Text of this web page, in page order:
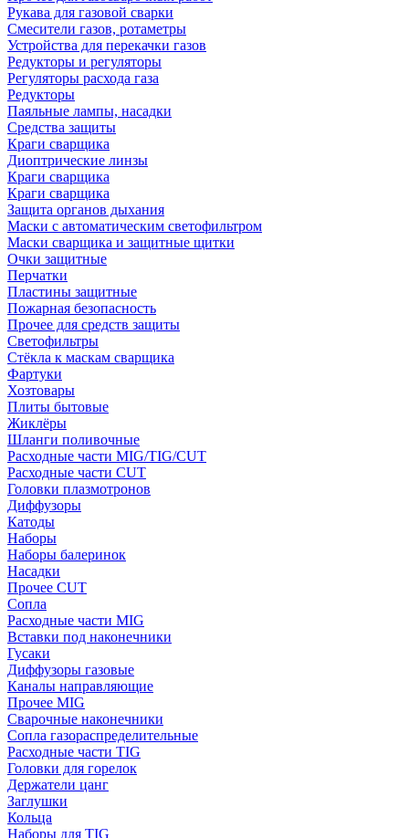
Рукава для газовой сварки
Смесители газов, ротаметры
Устройства для перекачки газов
Редукторы и регуляторы
Регуляторы расхода газа
Редукторы
Паяльные лампы, насадки
Средства защиты
Краги сварщика
Диоптрические линзы
Краги сварщика
Краги сварщика
Защита органов дыхания
Маски с автоматическим светофильтром
Маски сварщика и защитные щитки
Очки защитные
Перчатки
Пластины защитные
Пожарная безопасность
Прочее для средств защиты
Светофильтры
Стёкла к маскам сварщика
Фартуки
Хозтовары
Плиты бытовые
Жиклёры
Шланги поливочные
Расходные части MIG/TIG/CUT
Расходные части CUT
Головки плазмотронов
Диффузоры
Катоды
Наборы
Наборы балеринок
Насадки
Прочее CUT
Сопла
Расходные части MIG
Вставки под наконечники
Гусаки
Диффузоры газовые
Каналы направляющие
Прочее MIG
Сварочные наконечники
Сопла газораспределительные
Расходные части TIG
Головки для горелок
Держатели цанг
Заглушки
Кольца
Наборы для TIG